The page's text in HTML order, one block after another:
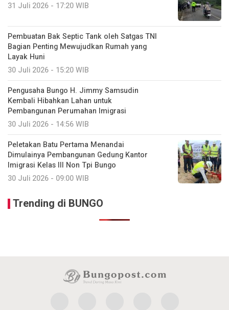
31 Juli 2026 - 17:20 WIB
Pembuatan Bak Septic Tank oleh Satgas TNI
Bagian Penting Mewujudkan Rumah yang
Layak Huni
30 Juli 2026 - 15:20 WIB
Pengusaha Bungo H. Jimmy Samsudin
Kembali Hibahkan Lahan untuk
Pembangunan Perumahan Imigrasi
30 Juli 2026 - 14:56 WIB
Peletakan Batu Pertama Menandai
Dimulainya Pembangunan Gedung Kantor
Imigrasi Kelas III Non Tpi Bungo
30 Juli 2026 - 09:00 WIB
Trending di BUNGO